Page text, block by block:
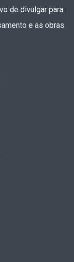
de divulgar para
e as obras